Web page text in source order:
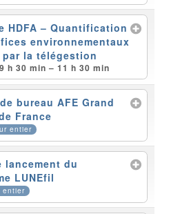
HDFA – Quantification
environnementaux
la télégestion
h 30 min – 11 h 30 min
bureau AFE Grand
France
entier
lancement du
LUNEfil
entier